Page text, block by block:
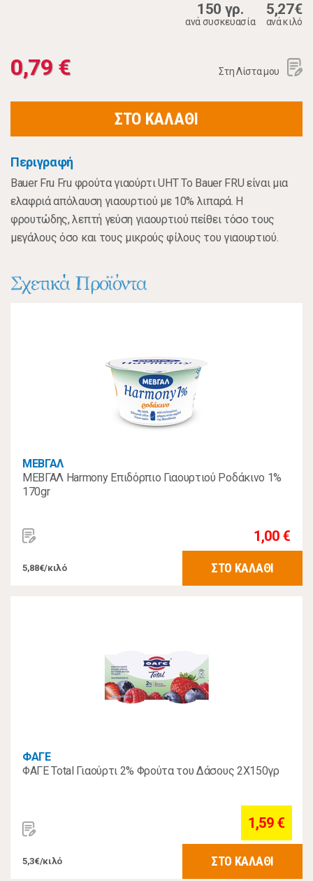
150 γρ.
ανά συσκευασία
5,27€
ανά κιλό
0,79 € Στη Λίστα μου
ΣΤΟ ΚΑΛΑΘΙ
Περιγραφή
Bauer Fru Fru φρούτα γιαούρτι UHT Το Bauer FRU είναι μια
ελαφριά απόλαυση γιαουρτιού με 10% λιπαρά. Η
φρουτώδης, λεπτή γεύση γιαουρτιού πείθει τόσο τους
μεγάλους όσο και τους μικρούς φίλους του γιαουρτιού.
Σχετικά Προϊόντα
ΜΕΒΓΑΛ
ΜΕΒΓΑΛ Harmony Επιδόρπιο Γιαουρτιού Ροδάκινο 1%
170gr
1,00 €
5,88€/κιλό ΣΤΟ ΚΑΛΑΘΙ
ΦΑΓΕ
ΦΑΓΕ Total Γιαούρτι 2% Φρούτα του Δάσους 2Χ150γρ
1,59 €
5,3€/κιλό ΣΤΟ ΚΑΛΑΘΙ